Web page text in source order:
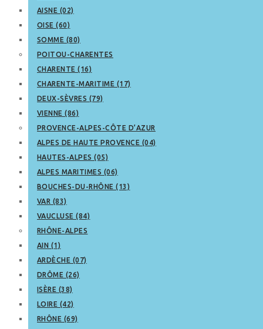
AISNE (02)
OISE (60)
SOMME (80)
POITOU-CHARENTES
CHARENTE (16)
CHARENTE-MARITIME (17)
DEUX-SÈVRES (79)
VIENNE (86)
PROVENCE-ALPES-CÔTE D’AZUR
ALPES DE HAUTE PROVENCE (04)
HAUTES-ALPES (05)
ALPES MARITIMES (06)
BOUCHES-DU-RHÔNE (13)
VAR (83)
VAUCLUSE (84)
RHÔNE-ALPES
AIN (1)
ARDÈCHE (07)
DRÔME (26)
ISÈRE (38)
LOIRE (42)
RHÔNE (69)